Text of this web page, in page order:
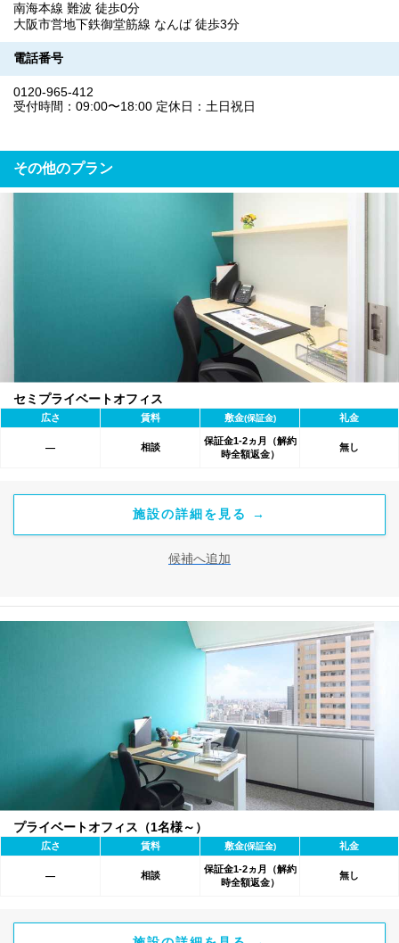
南海本線 難波 徒歩0分
大阪市営地下鉄御堂筋線 なんば 徒歩3分
電話番号
0120-965-412
受付時間：09:00〜18:00 定休日：土日祝日
その他のプラン
セミプライベートオフィス
広さ 賃料 敷金(保証金) 礼金
― 相談
保証金1-2ヵ月（解約
時全額返金）
無し
施設の詳細を見る →
候補へ追加
プライベートオフィス（1名様～）
広さ 賃料 敷金(保証金) 礼金
― 相談
保証金1-2ヵ月（解約
時全額返金）
無し